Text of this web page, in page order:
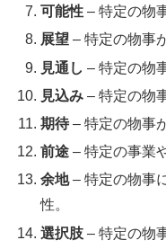
可能性 – 特定の物
展望 – 特定の物事
見通し – 特定の物
見込み – 特定の物
期待– 特定の物事
前途 – 特定の事業
余地– 特定の物事
性。
選択肢 – 特定の物